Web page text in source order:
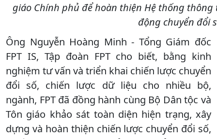
giáo Chính phủ để hoàn thiện Hệ thống
động chuyển đổi
Ông Nguyễn Hoàng Minh - Tổng Giám đốc
FPT IS, Tập đoàn FPT cho biết, bằng kinh
nghiệm tư vấn và triển khai chiến lược chuyển
đổi số, chiến lược dữ liệu cho nhiều bộ,
ngành, FPT đã đồng hành cùng Bộ Dân tộc và
Tôn giáo khảo sát toàn diện hiện trạng, xây
dựng và hoàn thiện chiến lược chuyển đổi số,